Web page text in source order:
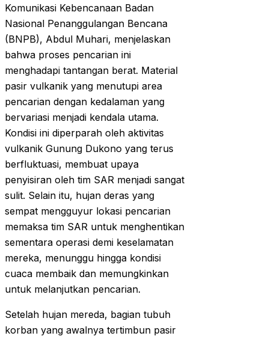
Komunikasi Kebencanaan Badan
Nasional Penanggulangan Bencana
(BNPB), Abdul Muhari, menjelaskan
bahwa proses pencarian ini
menghadapi tantangan berat. Material
pasir vulkanik yang menutupi area
pencarian dengan kedalaman yang
bervariasi menjadi kendala utama.
Kondisi ini diperparah oleh aktivitas
vulkanik Gunung Dukono yang terus
berfluktuasi, membuat upaya
penyisiran oleh tim SAR menjadi sangat
sulit. Selain itu, hujan deras yang
sempat mengguyur lokasi pencarian
memaksa tim SAR untuk menghentikan
sementara operasi demi keselamatan
mereka, menunggu hingga kondisi
cuaca membaik dan memungkinkan
untuk melanjutkan pencarian.
Setelah hujan mereda, bagian tubuh
korban yang awalnya tertimbun pasir